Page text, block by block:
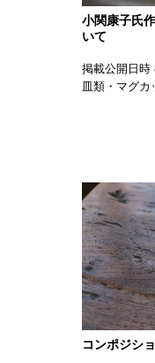
小関康子氏
いて
掲載公開日時
皿類・マグカ
コンポジシ